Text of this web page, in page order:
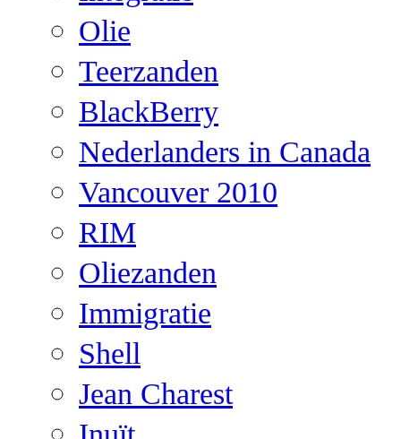
Olie
Teerzanden
BlackBerry
Nederlanders in Canada
Vancouver 2010
RIM
Oliezanden
Immigratie
Shell
Jean Charest